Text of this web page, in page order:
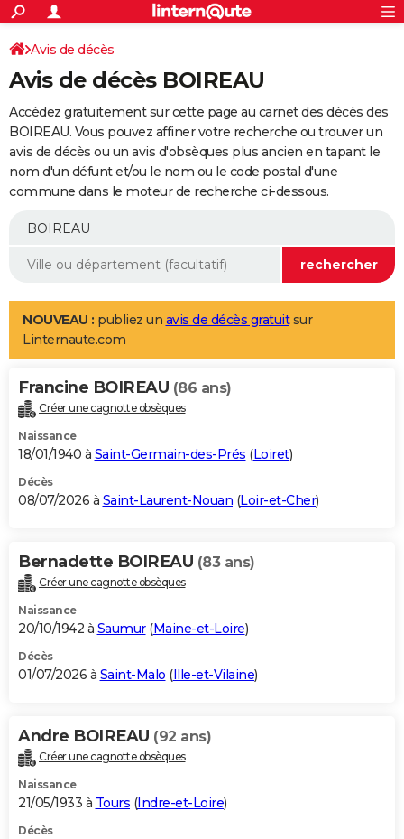
ACTUALITÉS
Politique
Société
Faits Divers
Education
Monde
Villes
+
SPORT
Coupe du monde 2026
Football
Tennis
Cyclisme
Rugby
Forum
Programme TV
TNT
Streaming
Cinéma
Sorties cinéma
Musique
+
FINANCE
Retraite
Epargne
Immobilier
Risques naturels par ville
Banque
Assurance
AUTO
Essais
Réserver un essai
Citadines
Berlines
SUV
Forum auto
+
Mobiles
Meilleur smartphone
Internet
Ordinateurs
Jeux vidéo
Guide high-tech
Aménagement intérieur
LIFESTYLE
Art de vivre
Bien-être
Loisirs
Mode
Modes de vie
Alimentation
Guide de la santé
Maladies
Médicaments
Sommeil
VOYAGE
Destinations
City break
Voyage nature
Voyage de noces
Forum
Climat
+PHOTO
GUIDES D'ACHAT
BONS PLANS
Carte de Noël
Carte Bonne année
Carte Saint-Valentin
Carte Pâques
Carte d'anniversaire
DICTIONNAIRE
Dictionnaire
Biographies
Citations
Expressions
Proverbes
PROGRAMME TV
S'inscrire
Se connecter
Lycées
Collèges
Primaires
Universités
Entreprises
Service militaire
Avis de recherche
AVIS DE DÉCÈS
Bricolage
Lifestyle
Culture
Sport
Auto
Television
Voyage
Cinema
Avis de décès
Avis de décès BOIREAU
Accédez gratuitement sur cette page au carnet des décès des
BOIREAU. Vous pouvez affiner votre recherche ou trouver un
avis de décès ou un avis d'obsèques plus ancien en tapant le
nom d'un défunt et/ou le nom ou le code postal d'une
commune dans le moteur de recherche ci-dessous.
NOUVEAU : publiez un avis de décès gratuitsur
Linternaute.com
Francine BOIREAU (86 ans)
Créer une cagnotte obsèques
Naissance
18/01/1940 à Saint-Germain-des-Prés (Loiret)
Décès
08/07/2026 à Saint-Laurent-Nouan (Loir-et-Cher)
Bernadette BOIREAU (83 ans)
Créer une cagnotte obsèques
Naissance
20/10/1942 à Saumur(Maine-et-Loire)
Décès
01/07/2026 à Saint-Malo (Ille-et-Vilaine)
Andre BOIREAU (92 ans)
Créer une cagnotte obsèques
Naissance
21/05/1933 à Tours (Indre-et-Loire)
Décès